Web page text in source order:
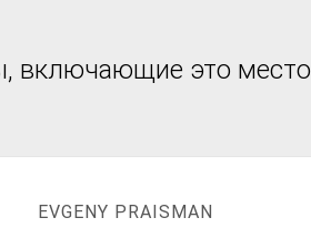
включающие это место
EVGENY PRAISMAN